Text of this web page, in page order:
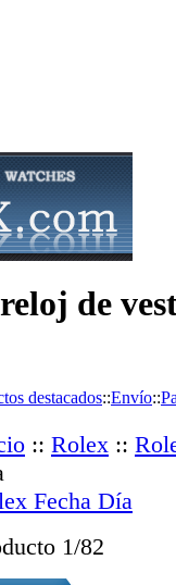
de
destacados::Envío::
:: Rolex ::
Fecha Día
1/82